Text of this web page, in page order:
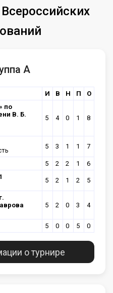
А
И В Н П О
по
В. Б.
5 4 0 1 8
5 3 1 1 7
5 2 2 1 6
5 2 1 2 5
5 2 0 3 4
5 0 0 5 0
о турнире